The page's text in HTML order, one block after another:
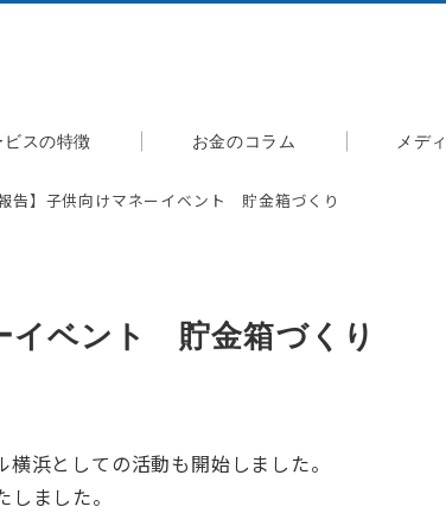
ビスの特徴 お金のコラム メデ
報告】子供向けマネーイベント 貯金箱づくり
イベント 貯金箱づくり
浜としての活動も開始しました。
ました。